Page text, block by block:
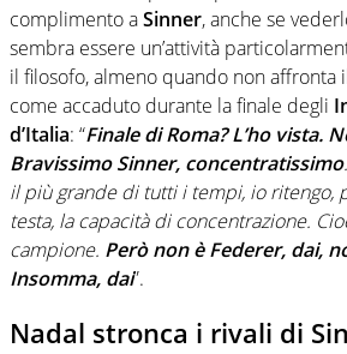
complimento aSinner, anche se
sembra essere un’attività
il filosofo, almeno quando non affronta
come accaduto durante la finale degli
d’Italia: “Finale di Roma? L’ho vista.
Bravissimo Sinner, concentratissimo
il più grande di tutti i tempi, io ritengo,
testa, la capacità di concentrazione.
campione. Però non è Federer, dai,
Insomma, dai”.
Nadal stronca i rivali di